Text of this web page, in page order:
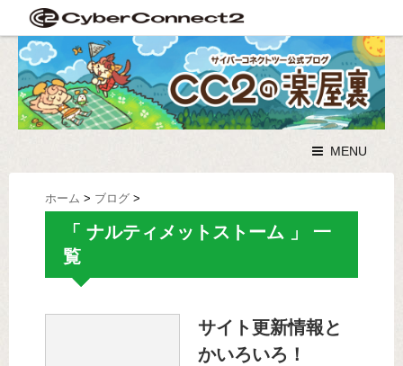
MENU
ホーム > ブログ >
「 ナルティメットストーム 」 一
覧
サイト更新情報と
かいろいろ！